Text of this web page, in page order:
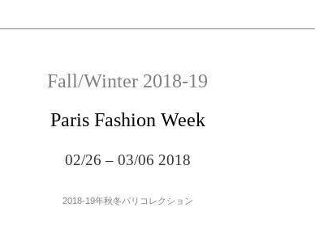
Fall/Winter 2018-19
Paris Fashion Week
02/26 – 03/06 2018
2018-19年秋冬パリコレクション